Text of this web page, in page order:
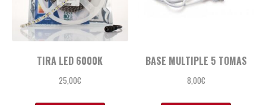
TIRA LED 6000K
25,00€
BASE MULTIPLE 5 TOMAS
8,00€